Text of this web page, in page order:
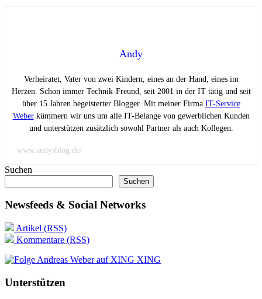
Andy
Verheiratet, Vater von zwei Kindern, eines an der Hand, eines im
Herzen. Schon immer Technik-Freund, seit 2001 in der IT tätig und seit
über 15 Jahren begeisterter Blogger. Mit meiner Firma IT-Service
Weberkümmern wir uns um alle IT-Belange von gewerblichen Kunden
und unterstützen zusätzlich sowohl Partner als auch Kollegen.
www.andysblog.de/
Suchen
Suchen
Newsfeeds & Social Networks
Artikel (RSS)
Kommentare (RSS)
XING
Unterstützen